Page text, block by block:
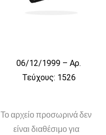
06/12/1999 – Αρ.
Τεύχους: 1526
Το αρχείο προσωρινά δεν
είναι διαθέσιμο για